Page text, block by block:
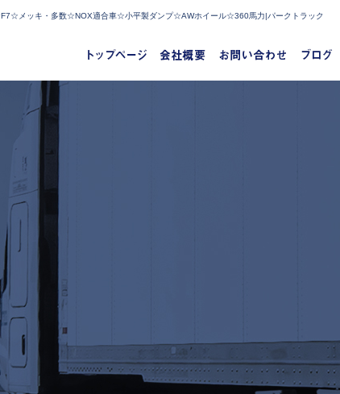
メッキ・多数☆NOX適合車☆小平製ダンプ☆AWホイール☆360馬力|パークトラック